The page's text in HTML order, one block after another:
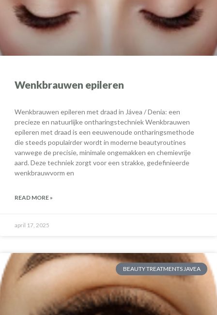
Wenkbrauwen epileren
Wenkbrauwen epileren met draad in Jávea / Denia: een
precieze en natuurlijke ontharingstechniek Wenkbrauwen
epileren met draad is een eeuwenoude ontharingsmethode
die steeds populairder wordt in moderne beautyroutines
vanwege de precisie, minimale ongemakken en chemievrije
aard. Deze techniek zorgt voor een strakke, gedefinieerde
wenkbrauwvorm en
READ MORE »
april 17, 2025
BEAUTY TREATMENTS JAVEA